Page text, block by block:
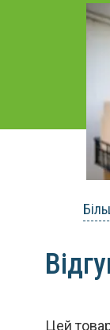
Цей